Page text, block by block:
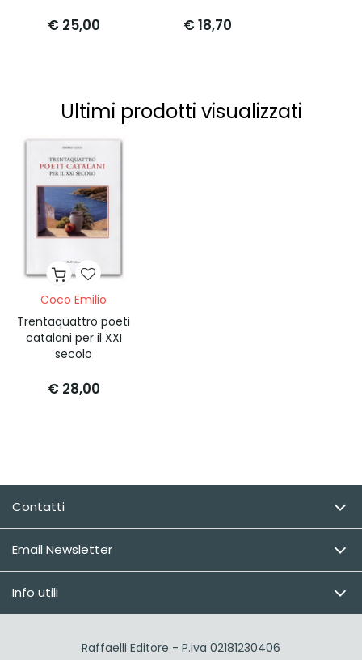
€ 25,00 € 18,70
Ultimi prodotti visualizzati
Coco Emilio
Trentaquattro poeti
catalani per il XXI
secolo
€ 28,00
Contatti
Email Newsletter
Info utili
Raffaelli Editore - P.iva 02181230406